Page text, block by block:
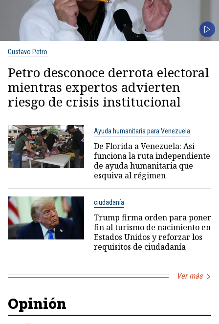
Gustavo Petro
Petro desconoce derrota electoral
mientras expertos advierten
riesgo de crisis institucional
Ayuda humanitaria para Venezuela
De Florida a Venezuela: Así
funciona la ruta independiente
de ayuda humanitaria que
esquiva al régimen
ciudadanía
Trump firma orden para poner
fin al turismo de nacimiento en
Estados Unidos y reforzar los
requisitos de ciudadanía
Ver más
Opinión